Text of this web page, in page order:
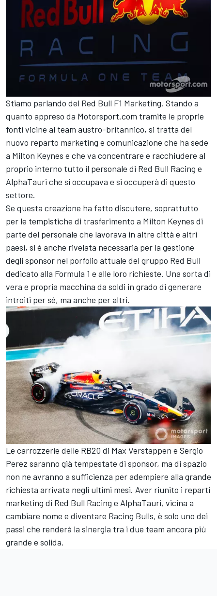
Stiamo parlando del Red Bull F1 Marketing. Stando a
quanto appreso da Motorsport.com tramite le proprie
fonti vicine al team austro-britannico, si tratta del
nuovo reparto marketing e comunicazione che ha sede
a Milton Keynes e che va concentrare e racchiudere al
proprio interno tutto il personale di Red Bull Racing e
AlphaTauri che si occupava e si occuperà di questo
settore.
Se questa creazione ha fatto discutere, soprattutto
per le tempistiche di trasferimento a Milton Keynes di
parte del personale che lavorava in altre città e altri
paesi, si è anche rivelata necessaria per la gestione
degli sponsor nel porfolio attuale del gruppo Red Bull
dedicato alla Formula 1 e alle loro richieste. Una sorta di
vera e propria macchina da soldi in grado di generare
introiti per sé, ma anche per altri.
Le carrozzerie delle RB20 di Max Verstappen e Sergio
Perez saranno già tempestate di sponsor, ma di spazio
non ne avranno a sufficienza per adempiere alla grande
richiesta arrivata negli ultimi mesi. Aver riunito i reparti
marketing di Red Bull Racing e AlphaTauri, vicina a
cambiare nome e diventare Racing Bulls, è solo uno dei
passi che renderà la sinergia tra i due team ancora più
grande e solida.